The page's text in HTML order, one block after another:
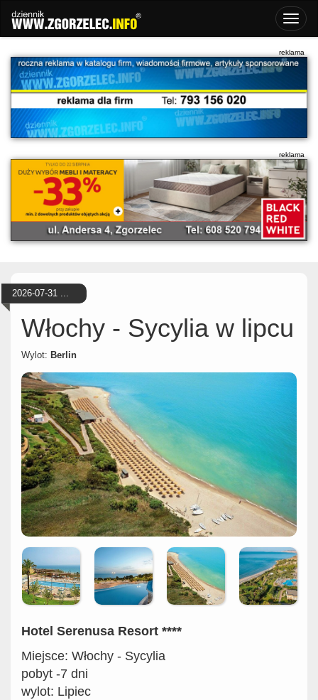
2026-07-31 ...
Włochy - Sycylia w lipcu
Wylot: Berlin
Hotel Serenusa Resort ****
Miejsce: Włochy - Sycylia
pobyt -7 dni
wylot: Lipiec